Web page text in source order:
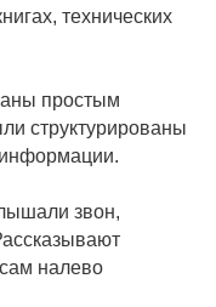
технических
простым
структурированы
звон,
налево